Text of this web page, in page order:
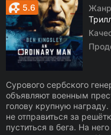
5.6
Сурового сербского
объявляют военным
голову крупную
не отправиться за
пуститься в бега. На